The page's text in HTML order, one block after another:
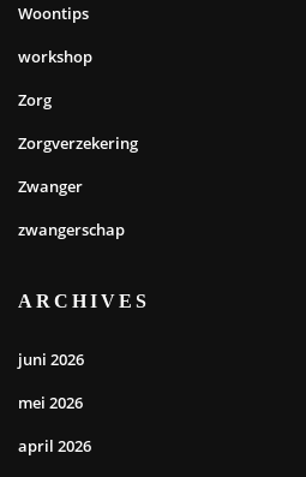
Woontips
workshop
Zorg
Zorgverzekering
Zwanger
zwangerschap
ARCHIVES
juni 2026
mei 2026
april 2026